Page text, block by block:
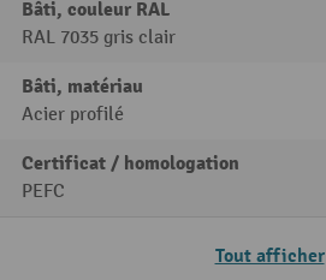
Bâti, couleur RAL
RAL 7035 gris clair
Bâti, matériau
Acier profilé
Certificat / homologation
PEFC
Tout afficher